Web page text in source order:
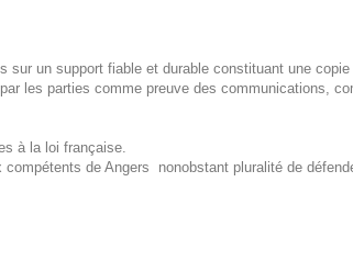
sur un support fiable et durable constituant une
les parties comme preuve des communications,
à la loi française.
de Angers nonobstant pluralité de